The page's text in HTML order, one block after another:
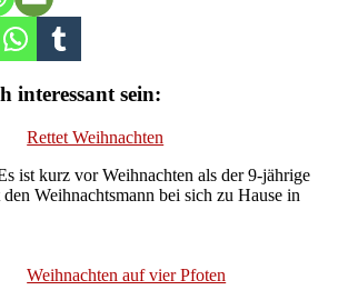
interessant sein:
Rettet Weihnachten
ist kurz vor Weihnachten als der 9-jährige
Weihnachtsmann bei sich zu Hause in
Weihnachten auf vier Pfoten